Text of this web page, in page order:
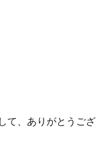
て、ありがとうござ